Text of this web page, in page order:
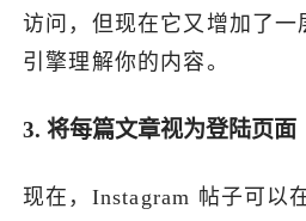
访问，但现在它又增加了一
引擎理解你的内容。
3. 将每篇文章视为登陆页面
现在，Instagram 帖子可以